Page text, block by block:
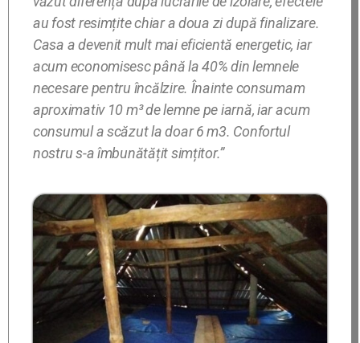
au fost resimțite chiar a doua zi după finalizare.
Casa a devenit mult mai eficientă energetic, iar
acum economisesc până la 40% din lemnele
necesare pentru încălzire. Înainte consumam
aproximativ 10 m³ de lemne pe iarnă, iar acum
consumul a scăzut la doar 6 m3. Confortul
nostru s-a îmbunătățit simțitor.”